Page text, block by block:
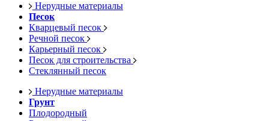
Нерудные материалы
Песок
Кварцевый песок
Речной песок
Карьерный песок
Песок для строительства
Стеклянный песок
Нерудные материалы
Грунт
Плодородный